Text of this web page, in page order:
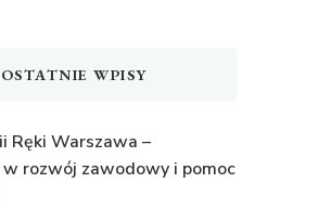
OSTATNIE WPISY
Ręki Warszawa –
rozwój zawodowy i pomoc